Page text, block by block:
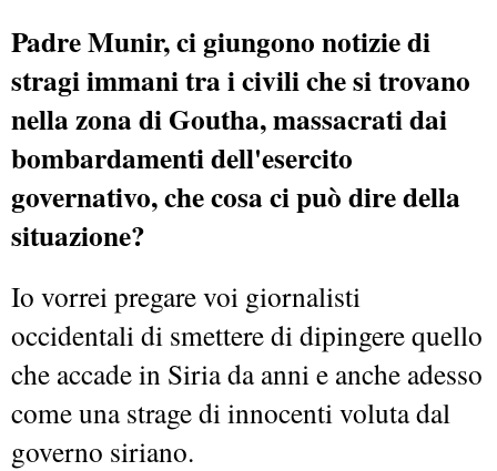
Padre Munir, ci giungono notizie di
stragi immani tra i civili che si trovano
nella zona di Goutha, massacrati dai
bombardamenti dell'esercito
governativo, che cosa ci può dire della
situazione?
Io vorrei pregare voi giornalisti
occidentali di smettere di dipingere quello
che accade in Siria da anni e anche adesso
come una strage di innocenti voluta dal
governo siriano.